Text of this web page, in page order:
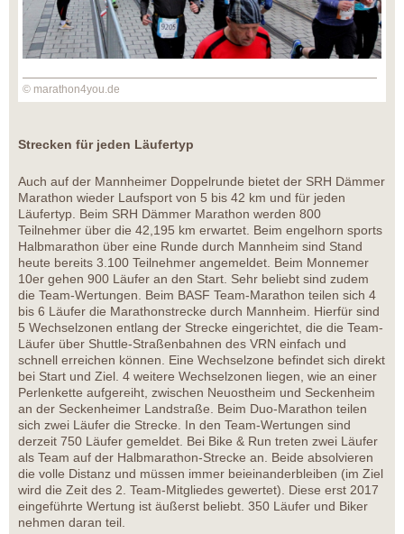
© marathon4you.de
Strecken für jeden Läufertyp
Auch auf der Mannheimer Doppelrunde bietet der SRH Dämmer
Marathon wieder Laufsport von 5 bis 42 km und für jeden
Läufertyp. Beim SRH Dämmer Marathon werden 800
Teilnehmer über die 42,195 km erwartet. Beim engelhorn sports
Halbmarathon über eine Runde durch Mannheim sind Stand
heute bereits 3.100 Teilnehmer angemeldet. Beim Monnemer
10er gehen 900 Läufer an den Start. Sehr beliebt sind zudem
die Team-Wertungen. Beim BASF Team-Marathon teilen sich 4
bis 6 Läufer die Marathonstrecke durch Mannheim. Hierfür sind
5 Wechselzonen entlang der Strecke eingerichtet, die die Team-
Läufer über Shuttle-Straßenbahnen des VRN einfach und
schnell erreichen können. Eine Wechselzone befindet sich direkt
bei Start und Ziel. 4 weitere Wechselzonen liegen, wie an einer
Perlenkette aufgereiht, zwischen Neuostheim und Seckenheim
an der Seckenheimer Landstraße. Beim Duo-Marathon teilen
sich zwei Läufer die Strecke. In den Team-Wertungen sind
derzeit 750 Läufer gemeldet. Bei Bike & Run treten zwei Läufer
als Team auf der Halbmarathon-Strecke an. Beide absolvieren
die volle Distanz und müssen immer beieinanderbleiben (im Ziel
wird die Zeit des 2. Team-Mitgliedes gewertet). Diese erst 2017
eingeführte Wertung ist äußerst beliebt. 350 Läufer und Biker
nehmen daran teil.